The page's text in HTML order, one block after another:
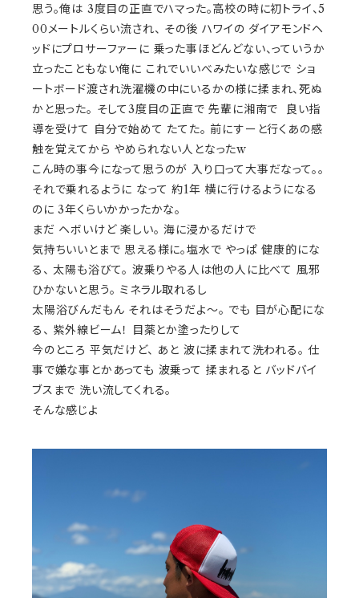
思う。俺は 3度目の正直でハマった。高校の時に初トライ、5
00メートルくらい流され、 その後 ハワイの ダイアモンドヘ
ッドにプロサーファーに 乗った事ほどんどない、っていうか
立ったこともない俺に これでいいべみたいな感じで ショ
ートボード渡され洗濯機の中にいるかの様に揉まれ、死ぬ
かと思った。 そして3度目の正直で 先輩に湘南で 良い指
導を受けて 自分で始めて たてた。 前にすーと行くあの感
触を覚えてから やめられない人となったw
こん時の事今になって思うのが 入り口って大事だなって。。
それで乗れるように なって 約1年 横に行けるようになる
のに 3年くらいかかったかな。
まだ ヘボいけど 楽しい。 海に浸かるだけで
気持ちいいとまで 思える様に。塩水で やっぱ 健康的にな
る、 太陽も浴びて。 波乗りやる人は他の人に比べて 風邪
ひかないと思う。 ミネラル取れるし
太陽浴びんだもん それはそうだよ〜。 でも 目が心配にな
る、 紫外線ビーム！ 目薬とか塗ったりして
今のところ 平気だけど、 あと 波に揉まれて洗われる。 仕
事で嫌な事とかあっても 波乗って 揉まれると バッドバイ
ブスまで 洗い流してくれる。
そんな感じよ